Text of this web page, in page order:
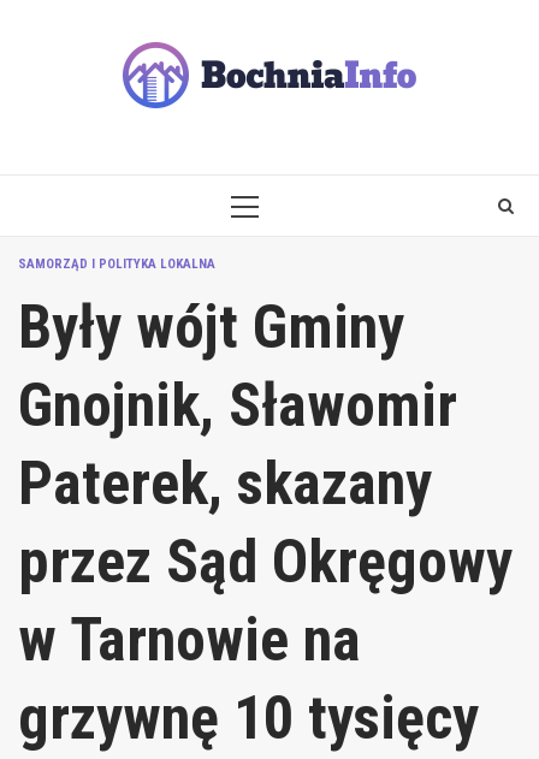
PRIMARY
SAMORZĄD I POLITYKA LOKALNA
Były wójt Gminy
Gnojnik, Sławomir
Paterek, skazany
przez Sąd Okręgowy
w Tarnowie na
grzywnę 10 tysięcy